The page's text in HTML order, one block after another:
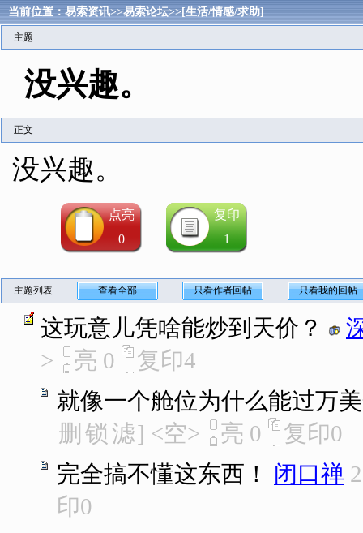
当前位置：易索资讯>>易索论坛>>[生活/情感/求助]
主题
没兴趣。
正文
没兴趣。
点亮
0
复印
1
主题列表 查看全部 只看作者回帖 只看我的回帖
这玩意儿凭啥能炒到天价？
>
亮 0 复印4
就像一个舱位为什么能过万
删 锁 滤] <空> 亮 0 复印0
完全搞不懂这东西！
闭口禅
印0